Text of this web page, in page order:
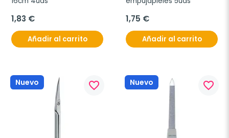
1,83 €
Añadir al carrito
1,75 €
Añadir al carrito
Nuevo favorite_border Nuevo favorite_border